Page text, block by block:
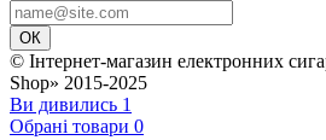
ОК
© Інтернет-магазин електронних
Shop» 2015-2025
Ви дивились 1
Обрані товари 0